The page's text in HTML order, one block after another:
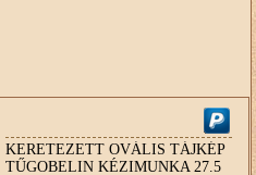
KERETEZETT OVÁLIS TÁJKÉP
TŰGOBELIN KÉZIMUNKA 27.5